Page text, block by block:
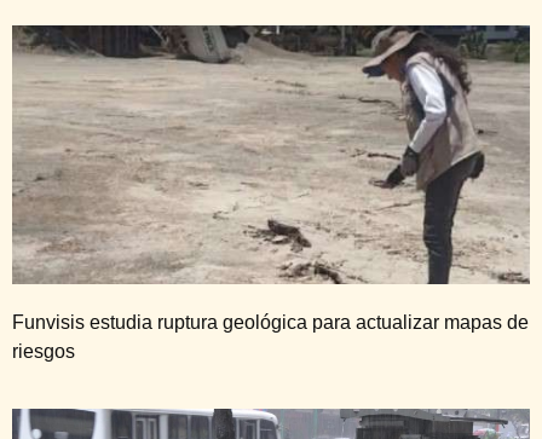
Funvisis estudia ruptura geológica para actualizar mapas de
riesgos